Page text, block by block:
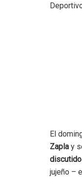
El
Zapla y
jujeño –